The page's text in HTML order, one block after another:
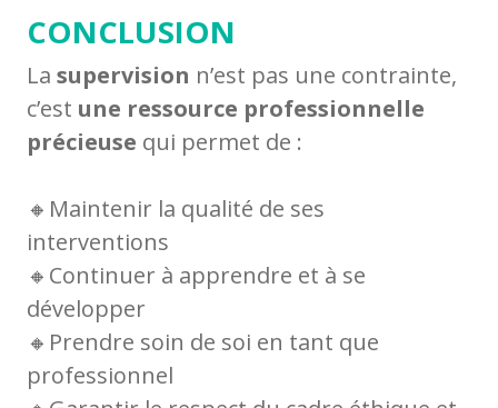
CONCLUSION
La supervision n’est pas une contrainte,
c’est une ressource professionnelle
précieuse qui permet de :
🔸Maintenir la qualité de ses
interventions
🔸Continuer à apprendre et à se
développer
🔸Prendre soin de soi en tant que
professionnel